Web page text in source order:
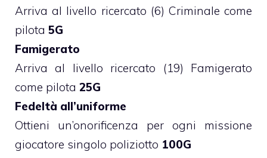
Arriva al livello ricercato (6) Criminale come
pilota 5G
Famigerato
Arriva al livello ricercato (19) Famigerato
come pilota 25G
Fedeltà all’uniforme
Ottieni un’onorificenza per ogni missione
giocatore singolo poliziotto 100G